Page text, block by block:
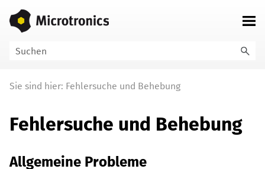
Zu Hauptinhalt springen
Sie sind hier: Fehlersuche und Behebung
Fehlersuche und Behebung
Allgemeine Probleme